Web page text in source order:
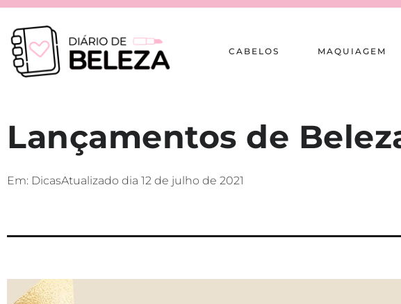
CABELOS MAQUIAGEM
Lançamentos de
Em: DicasAtualizado dia 12 de julho de 2021